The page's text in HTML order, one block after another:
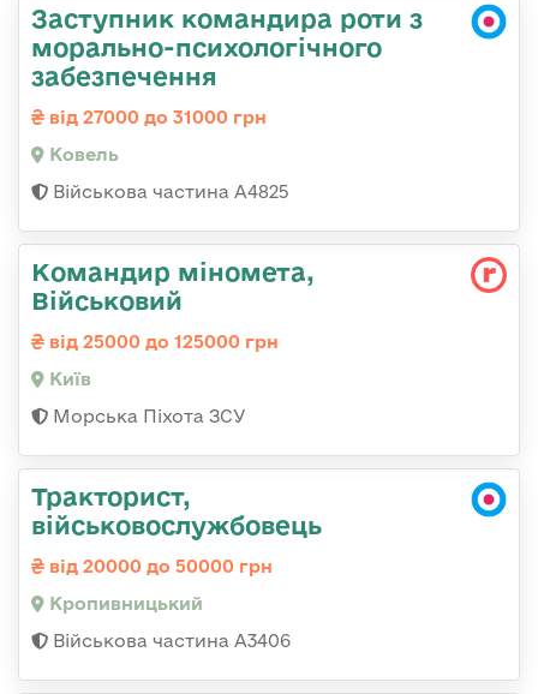
Заступник командира роти з
морально-психологічного
забезпечення
від 27000 до 31000 грн
Ковель
Військова частина А4825
Командир міномета,
Військовий
від 25000 до 125000 грн
Київ
Морська Піхота ЗСУ
Тракторист,
військовослужбовець
від 20000 до 50000 грн
Кропивницький
Військова частина А3406